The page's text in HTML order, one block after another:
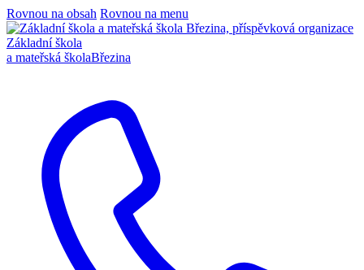
Rovnou na obsah Rovnou na menu
Základní škola
a mateřská školaBřezina